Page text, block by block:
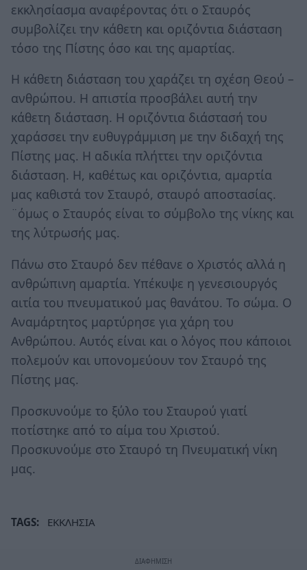
εκκλησίασμα αναφέροντας ότι ο Σταυρός
συμβολίζει την κάθετη και οριζόντια διάσταση
τόσο της Πίστης όσο και της αμαρτίας.
Η κάθετη διάσταση του χαράζει τη σχέση Θεού –
ανθρώπου. Η απιστία προσβάλει αυτή την
κάθετη διάσταση. Η οριζόντια διάστασή του
χαράσσει την ευθυγράμμιση με την διδαχή της
Πίστης μας. Η αδικία πλήττει την οριζόντια
διάσταση. Η, καθέτως και οριζόντια, αμαρτία
μας καθιστά τον Σταυρό, σταυρό αποστασίας.
¨όμως ο Σταυρός είναι το σύμβολο της νίκης και
της λύτρωσής μας.
Πάνω στο Σταυρό δεν πέθανε ο Χριστός αλλά η
ανθρώπινη αμαρτία. Υπέκυψε η γενεσιουργός
αιτία του πνευματικού μας θανάτου. Το σώμα. Ο
Αναμάρτητος μαρτύρησε για χάρη του
Ανθρώπου. Αυτός είναι και ο λόγος που κάποιοι
πολεμούν και υπονομεύουν τον Σταυρό της
Πίστης μας.
Προσκυνούμε το ξύλο του Σταυρού γιατί
ποτίστηκε από το αίμα του Χριστού.
Προσκυνούμε στο Σταυρό τη Πνευματική νίκη
μας.
TAGS: ΕΚΚΛΗΣΙΑ